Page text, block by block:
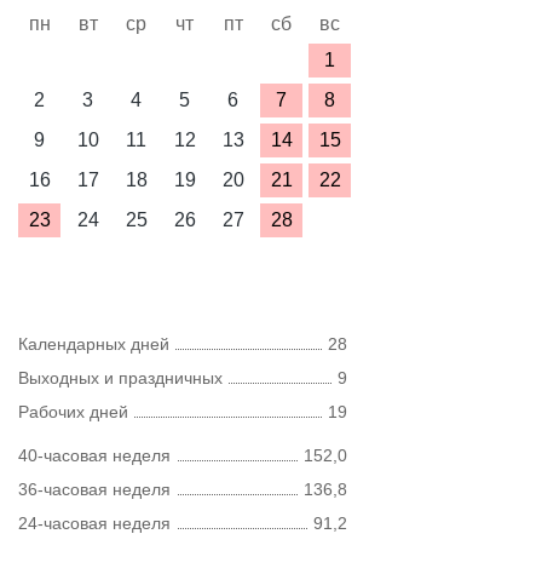
пн вт ср чт пт сб
вс
1
2
3 4 5 6 7
8
9
10 11 12 13 14
15
16
17 18 19 20 21
22
23
24 25 26 27 28
Календарных дней
28
Выходных и праздничных
9
Рабочих дней
19
40-часовая неделя
152,0
36-часовая неделя
136,8
24-часовая неделя
91,2